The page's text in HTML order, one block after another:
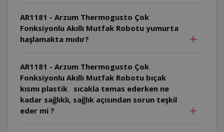
AR1181 - Arzum Thermogusto Çok
Fonksiyonlu Akıllı Mutfak Robotu yumurta
haşlamakta mıdır?
AR1181 - Arzum Thermogusto Çok
Fonksiyonlu Akıllı Mutfak Robotu bıçak
kısmı plastik sıcakla temas ederken ne
kadar sağlıklı, sağlık açısından sorun teşkil
eder mi ?